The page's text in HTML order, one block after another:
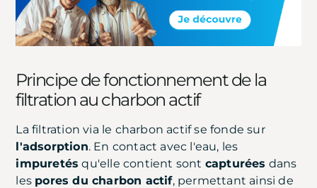
Principe de fonctionnement de la
filtration au charbon actif
La filtration via le charbon actif se fonde sur
l'adsorption. En contact avec l'eau, les
impuretés qu'elle contient sont capturées dans
les pores du charbon actif, permettant ainsi de